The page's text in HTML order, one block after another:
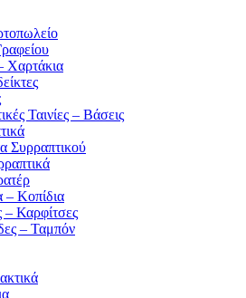
Χαρτάκια
Ταινίες – Βάσεις
Συρραπτικού
– Κοπίδια
– Καρφίτσες
– Ταμπόν